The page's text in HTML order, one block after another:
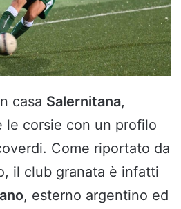
casa Salernitana,
le corsie con un profilo
Come riportato da
il club granata è infatti
, esterno argentino ed